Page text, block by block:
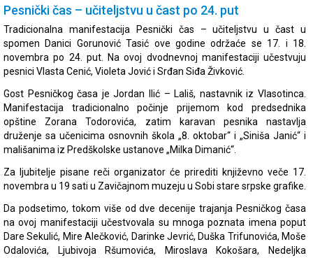
Pesnički čas – učiteljstvu u čast po 24. put
Tradicionalna manifestacija Pesnički čas – učiteljstvu u čast u
spomen Danici Gorunović Tasić ove godine održaće se 17. i 18.
novembra po 24. put. Na ovoj dvodnevnoj manifestaciji učestvuju
pesnici Vlasta Cenić, Violeta Jović i Srđan Siđa Živković.
Gost Pesničkog časa je Jordan Ilić – Lališ, nastavnik iz Vlasotinca.
Manifestacija tradicionalno počinje prijemom kod predsednika
opštine Zorana Todorovića, zatim karavan pesnika nastavlja
druženje sa učenicima osnovnih škola „8. oktobar“ i „Siniša Janić“ i
mališanima iz Predškolske ustanove „Milka Dimanić“.
Za ljubitelje pisane reči organizator će prirediti književno veče 17.
novembra u 19 sati u Zavičajnom muzeju u Sobi stare srpske grafike.
Da podsetimo, tokom više od dve decenije trajanja Pesničkog časa
na ovoj manifestaciji učestvovala su mnoga poznata imena poput
Dare Sekulić, Mire Alečković, Darinke Jevrić, Duška Trifunovića, Moše
Odalovića, Ljubivoja Ršumovića, Miroslava Kokošara, Nedeljka